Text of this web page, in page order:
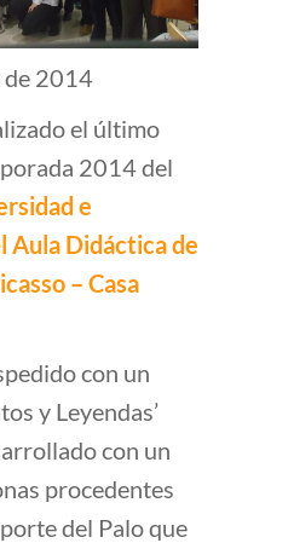
de 2014
el último
2014 del
e
Aula Didáctica de
– Casa
con un
y Leyendas’
con un
procedentes
del Palo que